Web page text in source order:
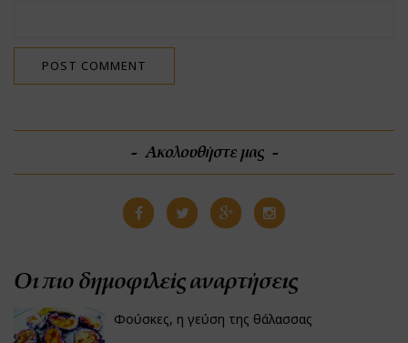
Ακολουθήστε μας
Οι πιο δημοφιλείς αναρτήσεις
Φούσκες, η γεύση της θάλασσας